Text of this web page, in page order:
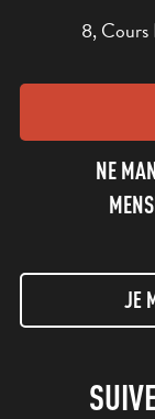
8,
NE
JE